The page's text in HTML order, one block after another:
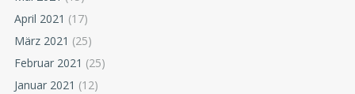
April 2021 (17)
März 2021 (25)
Februar 2021 (25)
Januar 2021 (12)